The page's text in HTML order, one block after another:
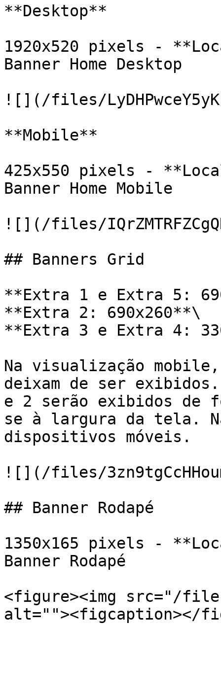
**Desktop**
1920x520 pixels -
Banner Home Desktop
![](/files/
**Mobile**
425x550 pixels -
Banner Home Mobile
![](/files/
## Banners Grid
**Extra 1 e Extra 5:
**Extra 2: 690x260**\
**Extra 3 e Extra 4:
Na visualização
deixam de ser
e 2 serão exibidos de
se à largura da tela.
dispositivos móveis.
![](/files/
## Banner Rodapé
1350x165 pixels -
Banner Rodapé
<figure><img src="/